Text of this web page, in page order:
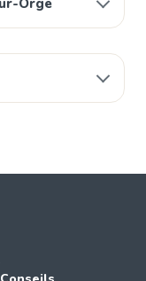
Orge